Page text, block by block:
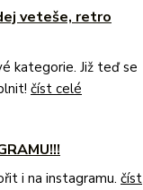
veteše, retro
kategorie. Již teď se
číst celé
i na instagramu. číst